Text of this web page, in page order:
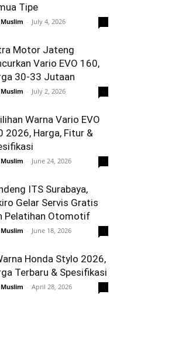
Tipe
- July 4, 2026
Motor Jateng
Vario EVO 160,
30-33 Jutaan
- July 2, 2026
Warna Vario EVO
2026, Harga, Fitur &
- June 24, 2026
ITS Surabaya,
Gelar Servis Gratis
Pelatihan Otomotif
- June 18, 2026
Honda Stylo 2026,
Terbaru & Spesifikasi
- April 28, 2026